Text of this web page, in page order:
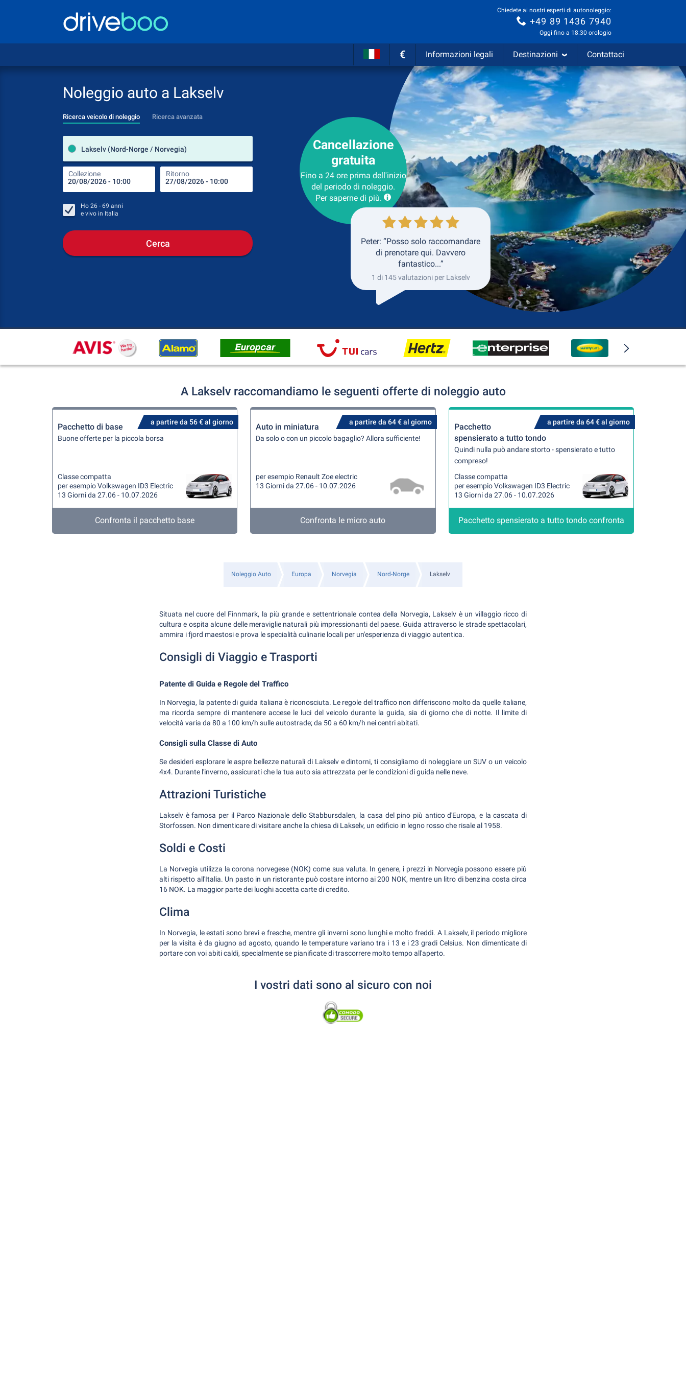
Chiedete ai nostri esperti di autonoleggio:
+49 89 1436 7940
Oggi fino a 18:30 orologio
€ Informazioni legali Destinazioni Contattaci
Noleggio auto a Lakselv
Ricerca veicolo di noleggio Ricerca avanzata
Lakselv (Nord-Norge / Norvegia)
Collezione Ritorno
Luogo del noleggio
Luogo di ritorno
Ritorno
Ho 26 - 69 anni
e vivo in Italia
Cerca
Cancellazione
gratuita
Fino a 24 ore prima dell'inizio
del periodo di noleggio.
Per saperne di più.
Peter: “Posso solo raccomandare
di prenotare qui. Davvero
fantastico...”
1 di 145 valutazioni per Lakselv
A Lakselv raccomandiamo le seguenti offerte di noleggio auto
a partire da 56 € al giorno
Pacchetto di base
Buone offerte per la piccola borsa
Classe compatta
per esempio Volkswagen ID3 Electric
13 Giorni da 27.06 - 10.07.2026
Confronta il pacchetto base
a partire da 64 € al giorno
Auto in miniatura
Da solo o con un piccolo bagaglio? Allora sufficiente!
per esempio Renault Zoe electric
13 Giorni da 27.06 - 10.07.2026
Confronta le micro auto
a partire da 64 € al giorno
Pacchetto
spensierato a tutto tondo
Quindi nulla può andare storto - spensierato e tutto
compreso!
Classe compatta
per esempio Volkswagen ID3 Electric
13 Giorni da 27.06 - 10.07.2026
Pacchetto spensierato a tutto tondo confronta
Noleggio Auto Europa Norvegia Nord-Norge Lakselv
Situata nel cuore del Finnmark, la più grande e settentrionale contea della Norvegia, Lakselv è un villaggio ricco di
cultura e ospita alcune delle meraviglie naturali più impressionanti del paese. Guida attraverso le strade spettacolari,
ammira i fjord maestosi e prova le specialità culinarie locali per un'esperienza di viaggio autentica.
Consigli di Viaggio e Trasporti
Patente di Guida e Regole del Traffico
In Norvegia, la patente di guida italiana è riconosciuta. Le regole del traffico non differiscono molto da quelle italiane,
ma ricorda sempre di mantenere accese le luci del veicolo durante la guida, sia di giorno che di notte. Il limite di
velocità varia da 80 a 100 km/h sulle autostrade; da 50 a 60 km/h nei centri abitati.
Consigli sulla Classe di Auto
Se desideri esplorare le aspre bellezze naturali di Lakselv e dintorni, ti consigliamo di noleggiare un SUV o un veicolo
4x4. Durante l'inverno, assicurati che la tua auto sia attrezzata per le condizioni di guida nelle neve.
Attrazioni Turistiche
Lakselv è famosa per il Parco Nazionale dello Stabbursdalen, la casa del pino più antico d'Europa, e la cascata di
Storfossen. Non dimenticare di visitare anche la chiesa di Lakselv, un edificio in legno rosso che risale al 1958.
Soldi e Costi
La Norvegia utilizza la corona norvegese (NOK) come sua valuta. In genere, i prezzi in Norvegia possono essere più
alti rispetto all'Italia. Un pasto in un ristorante può costare intorno ai 200 NOK, mentre un litro di benzina costa circa
16 NOK. La maggior parte dei luoghi accetta carte di credito.
Clima
In Norvegia, le estati sono brevi e fresche, mentre gli inverni sono lunghi e molto freddi. A Lakselv, il periodo migliore
per la visita è da giugno ad agosto, quando le temperature variano tra i 13 e i 23 gradi Celsius. Non dimenticate di
portare con voi abiti caldi, specialmente se pianificate di trascorrere molto tempo all'aperto.
I vostri dati sono al sicuro con noi